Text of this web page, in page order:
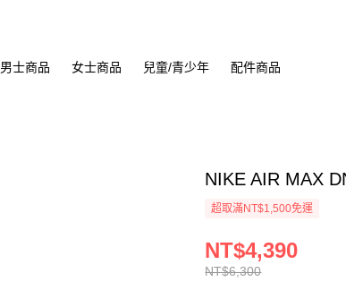
男士商品 女士商品 兒童/青少年 配件商品
NIKE AIR MAX
超取滿NT$1,500免運
NT$6,300
NT$4,390